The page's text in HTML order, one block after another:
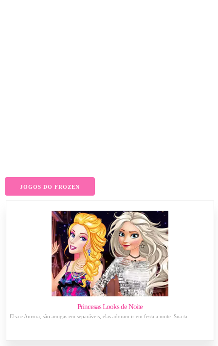
JOGOS DO FROZEN
Princesas Looks de Noite
Elsa e Aurora, são amigas em separáveis, elas adoram ir em festa a noite. Sua ta...